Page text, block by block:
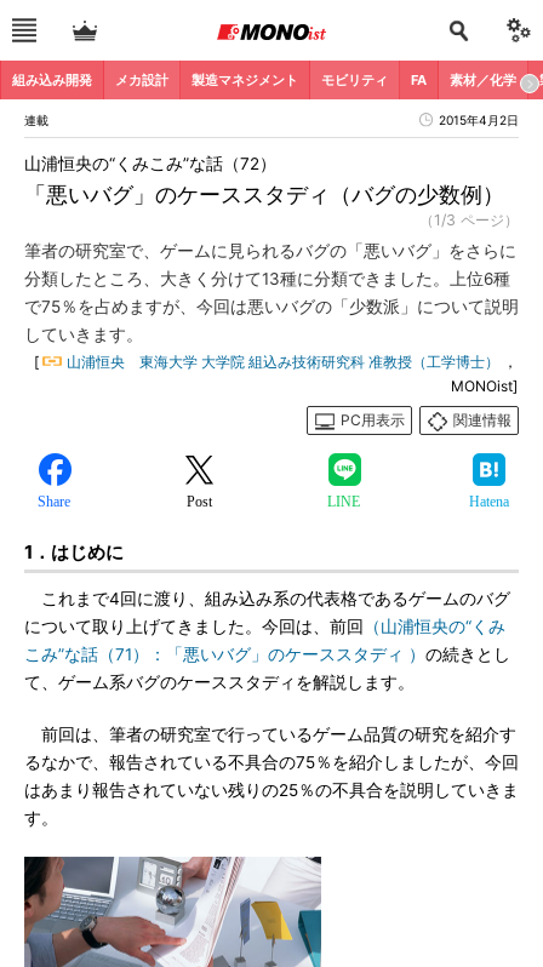
組み込み開発 メカ設計 製造マネジメント モビリティ FA 素材／化学
連載 2015年4月2日
「悪いバグ」のケーススタディ（バグの少数例）
山浦恒央の“くみこみ”な話（72）
（1/3 ページ）
筆者の研究室で、ゲームに見られるバグの「悪いバグ」をさらに
分類したところ、大きく分けて13種に分類できました。上位6種
で75％を占めますが、今回は悪いバグの「少数派」について説明
していきます。
[ 山浦恒央 東海大学 大学院 組込み技術研究科 准教授（工学博士）
，
MONOist]
PC用表示
関連情報
Share Post LINE Hatena
1．はじめに
これまで4回に渡り、組み込み系の代表格であるゲームのバグ
について取り上げてきました。今回は、前回
（山浦恒央の“くみ
こみ”な話（71）：「悪いバグ」のケーススタディ ） の続きとし
て、ゲーム系バグのケーススタディを解説します。
前回は、筆者の研究室で行っているゲーム品質の研究を紹介す
るなかで、報告されている不具合の75％を紹介しましたが、今回
はあまり報告されていない残りの25％の不具合を説明していきま
す。